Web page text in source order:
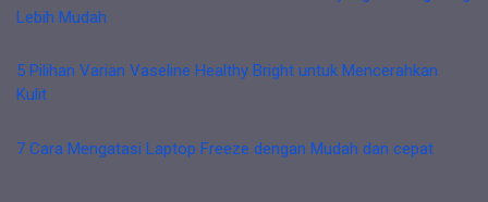
Lebih Mudah
5 Pilihan Varian Vaseline Healthy Bright untuk Mencerahkan
Kulit
7 Cara Mengatasi Laptop Freeze dengan Mudah dan cepat